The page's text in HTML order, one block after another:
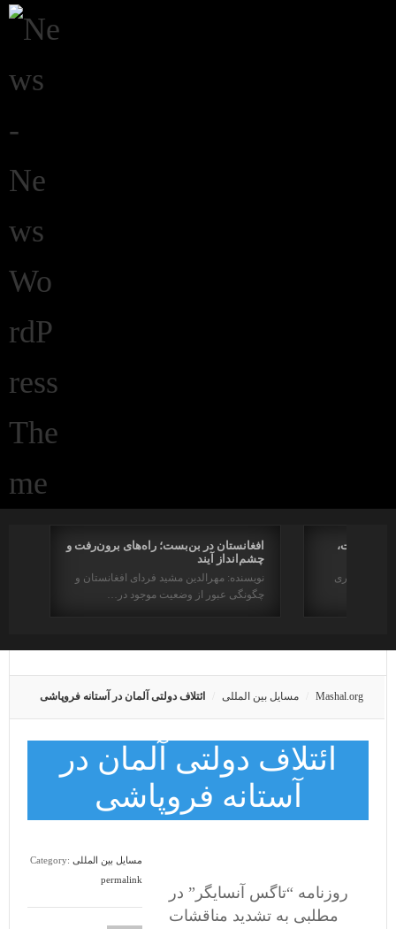
افغانستان در بن‌بست؛ راه‌های برون‌رفت و
چشم‌انداز آیند
نویسنده: مهرالدین مشید فردای افغانستان و
چگونگی عبور از وضعیت موجود در…
France Mehring (1846- 1919 ) آرام بختیاری
Mashal.org مسایل بین المللی ائتلاف دولتی آلمان در آستانه فروپاشی
ائتلاف دولتی آلمان در
آستانه فروپاشی
Category: مسایل بین المللی
permalink
روزنامه “تاگس آنسایگر” در
مطلبی به تشدید مناقشات